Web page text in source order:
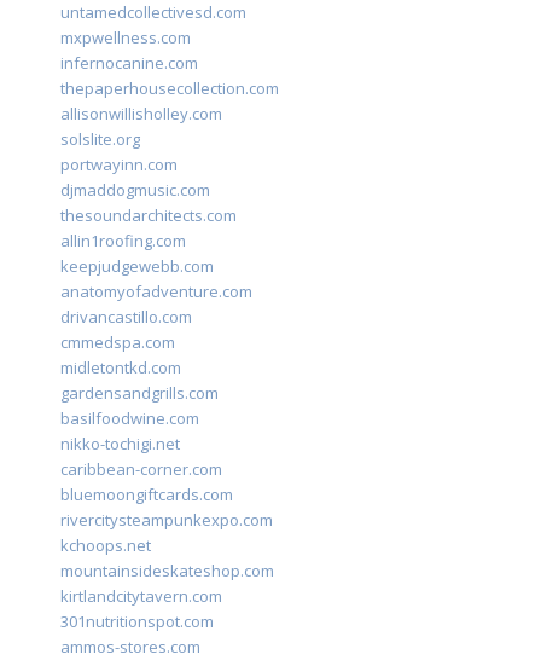
untamedcollectivesd.com
mxpwellness.com
infernocanine.com
thepaperhousecollection.com
allisonwillisholley.com
solslite.org
portwayinn.com
djmaddogmusic.com
thesoundarchitects.com
allin1roofing.com
keepjudgewebb.com
anatomyofadventure.com
drivancastillo.com
cmmedspa.com
midletontkd.com
gardensandgrills.com
basilfoodwine.com
nikko-tochigi.net
caribbean-corner.com
bluemoongiftcards.com
rivercitysteampunkexpo.com
kchoops.net
mountainsideskateshop.com
kirtlandcitytavern.com
301nutritionspot.com
ammos-stores.com